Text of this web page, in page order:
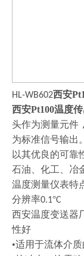
HL-WB602西安
西安Pt100温度
头作为测量元件
为标准信号输出。
以其优良的可靠
石油、化工、冶
温度测量仪表特
分辨率0.1°C
西安温度变送器
性好
•适用于流体介